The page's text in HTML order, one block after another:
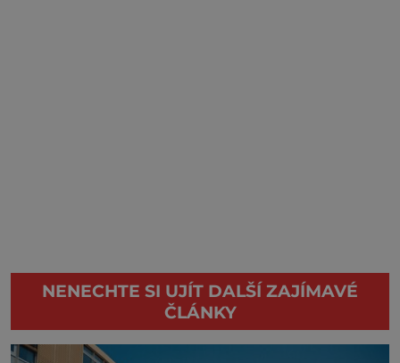
NENECHTE SI UJÍT DALŠÍ ZAJÍMAVÉ
ČLÁNKY